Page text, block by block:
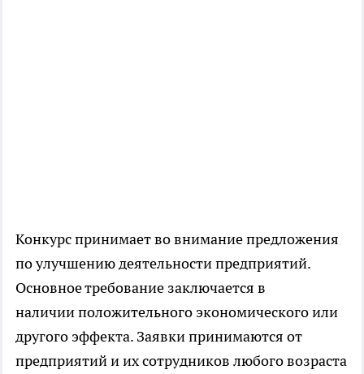
Конкурс принимает во внимание предложения
по улучшению деятельности предприятий.
Основное требование заключается в
наличии положительного экономического или
другого эффекта. Заявки принимаются от
предприятий и их сотрудников любого возраста